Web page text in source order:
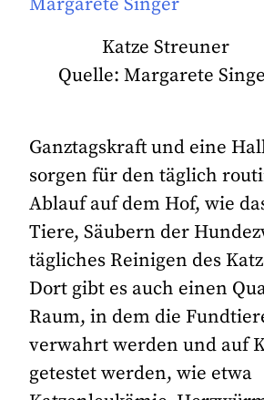
Katze Streuner
Quelle: Margarete
Ganztagskraft und eine
sorgen für den täglich
Ablauf auf dem Hof, wie
Tiere, Säubern der
tägliches Reinigen des
Dort gibt es auch einen
Raum, in dem die
verwahrt werden und auf
getestet werden, wie etwa